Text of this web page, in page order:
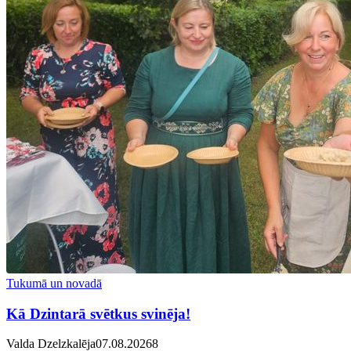
Tukumā un novadā
Kā Dzintarā svētkus svinēja!
Valda Dzelzkalēja07.08.20268